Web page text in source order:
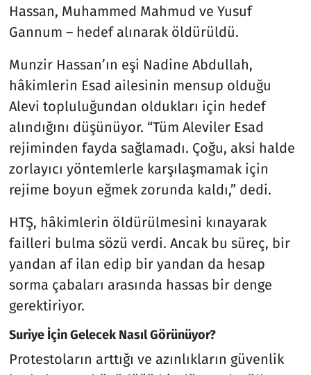
Hassan, Muhammed Mahmud ve Yusuf
Gannum – hedef alınarak öldürüldü.
Munzir Hassan’ın eşi Nadine Abdullah,
hâkimlerin Esad ailesinin mensup olduğu
Alevi topluluğundan oldukları için hedef
alındığını düşünüyor. “Tüm Aleviler Esad
rejiminden fayda sağlamadı. Çoğu, aksi halde
zorlayıcı yöntemlerle karşılaşmamak için
rejime boyun eğmek zorunda kaldı,” dedi.
HTŞ, hâkimlerin öldürülmesini kınayarak
failleri bulma sözü verdi. Ancak bu süreç, bir
yandan af ilan edip bir yandan da hesap
sorma çabaları arasında hassas bir denge
gerektiriyor.
Suriye İçin Gelecek Nasıl Görünüyor?
Protestoların arttığı ve azınlıkların güvenlik